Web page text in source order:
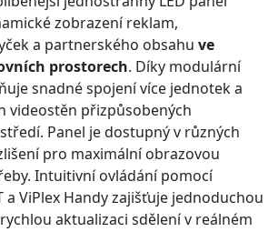
zobrazení reklam,
a partnerského obsahu ve
prostorech. Díky modulární
snadné spojení více jednotek a
videostěn přizpůsobených
Panel je dostupný v různých
pro maximální obrazovou
Intuitivní ovládání pomocí
a ViPlex Handy zajišťuje jednoduchou
aktualizaci sdělení v reálném